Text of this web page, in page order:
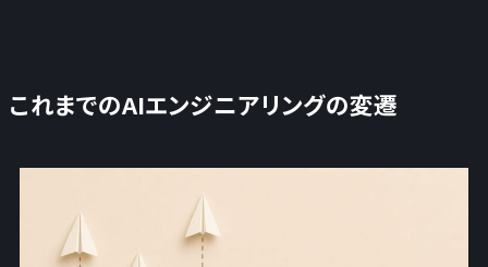
これまでのAIエンジニアリングの変遷